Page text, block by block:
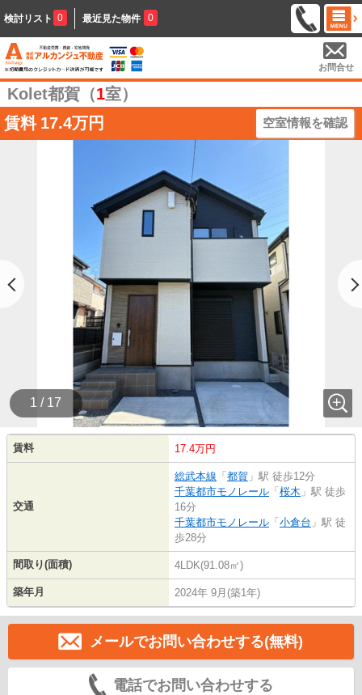
検討リスト 0 最近見た物件 0
お問合せ
Kolet都賀（1室）
賃料 17.4万円 空室情報を確認
1 / 17
賃料 17.4万円
交通
総武本線 「 都賀 」駅 徒歩12分
千葉都市モノレール 「 桜木 」駅 徒歩
16分
千葉都市モノレール 「 小倉台 」駅 徒
歩28分
間取り(面積) 4LDK(91.08㎡)
築年月 2024年 9月(築1年)
メールでお問い合わせする(無料)
電話でお問い合わせする